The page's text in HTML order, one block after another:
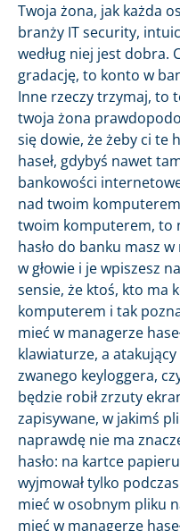
Twoja żona, jak każda
branży IT security,
według niej jest dobra.
gradację, to konto w
Inne rzeczy trzymaj, to
twoja żona
się dowie, że żeby ci te
haseł, gdybyś nawet
bankowości
nad twoim
twoim komputerem, to
hasło do banku masz
w głowie i je wpiszesz
sensie, że ktoś, kto ma
komputerem i tak
mieć w managerze
klawiaturze, a
zwanego keyloggera,
będzie robił zrzuty
zapisywane, w jakimś
naprawdę nie ma
hasło: na kartce
wyjmował tylko
mieć w osobnym pliku
mieć w managerze